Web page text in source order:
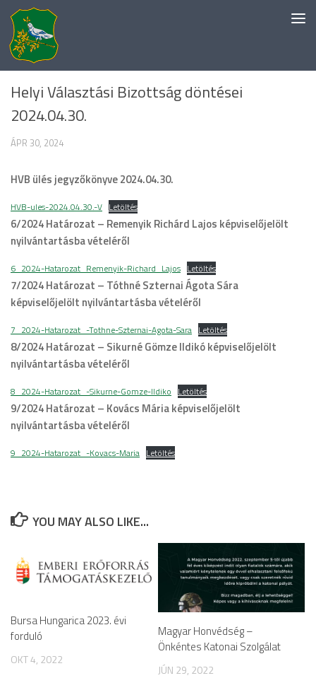
Skip to content
EGYÉB KATEGÓRIA
Helyi Választási Bizottság döntései
2024.04.30.
ÁPR 30, 2024
HVB ülés jegyzőkönyve 2024.04.30.
HVB-ules-2024.04.30.-V Letöltés
6/2024 Határozat – Remenyik Richárd Lajos képviselőjelölt
nyilvántartásba vételéről
6_2024-Hatarozat_Remenyik-Richard_Lajos Letöltés
7/2024 Határozat – Tóthné Szternai Ágota Sára
képviselőjelölt nyilvántartásba vételéről
7_2024-Hatarozat_-Tothne-Szternai-Agota-Sara Letöltés
8/2024 Határozat – Sikurné Gömze Ildikóképviselőjelölt
nyilvántartásba vételéről
8_2024-Hatarozat_-Sikurne-Gomze-Ildiko Letöltés
9/2024 Határozat – Kovács Máriaképviselőjelölt
nyilvántartásba vételéről
9_2024-Hatarozat_-Kovacs-Maria Letöltés
YOU MAY ALSO LIKE...
Bursa Hungarica 2023. évi
forduló
OKT 4, 2022
Magyar Honvédség –
Önkéntes Katonai Szolgálat
JÚN 29, 2022